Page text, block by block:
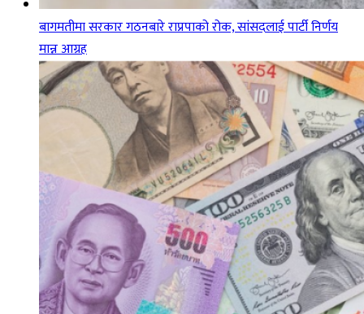
बागमतीमा सरकार गठनबारे राप्रपाको रोक, सांसदलाई पार्टी निर्णय
मान्न आग्रह